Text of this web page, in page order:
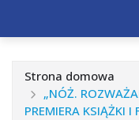
Strona domowa
„NÓŻ.
PREMIERA KSIĄŻKI